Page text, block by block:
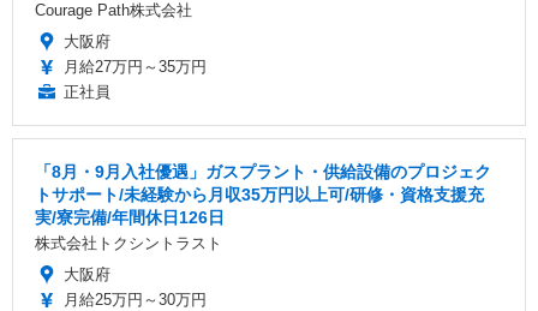
Courage Path株式会社
大阪府
月給27万円～35万円
正社員
「8月・9月入社優遇」ガスプラント・供給設備のプロジェク
トサポート/未経験から月収35万円以上可/研修・資格支援充
実/寮完備/年間休日126日
株式会社トクシントラスト
大阪府
月給25万円～30万円